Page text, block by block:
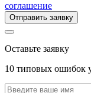
соглашение
Отправить заявку
Оставьте заявку
10 типовых ошибок